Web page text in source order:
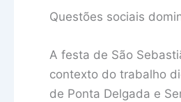
Questões sociais
A festa de São
contexto do trabalho
de Ponta Delgada e